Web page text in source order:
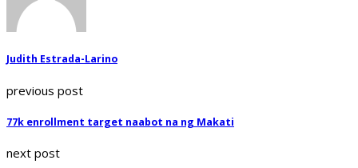
Judith Estrada-Larino
previous post
77k enrollment target naabot na ng Makati
next post